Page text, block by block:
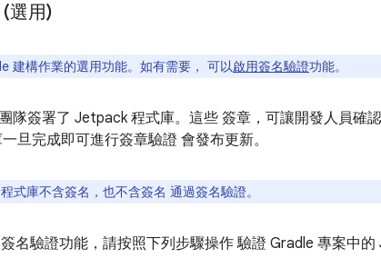
選用)
建構作業的選用功能。如有需要， 可以啟用簽名驗證功能。
隊簽署了 Jetpack 程式庫。這些 簽章，可讓開發人員確
旦完成即可進行簽章驗證 會發布更新。
式庫不含簽名，也不含簽名 通過簽名驗證。
名驗證功能，請按照下列步驟操作 驗證 Gradle 專案中的